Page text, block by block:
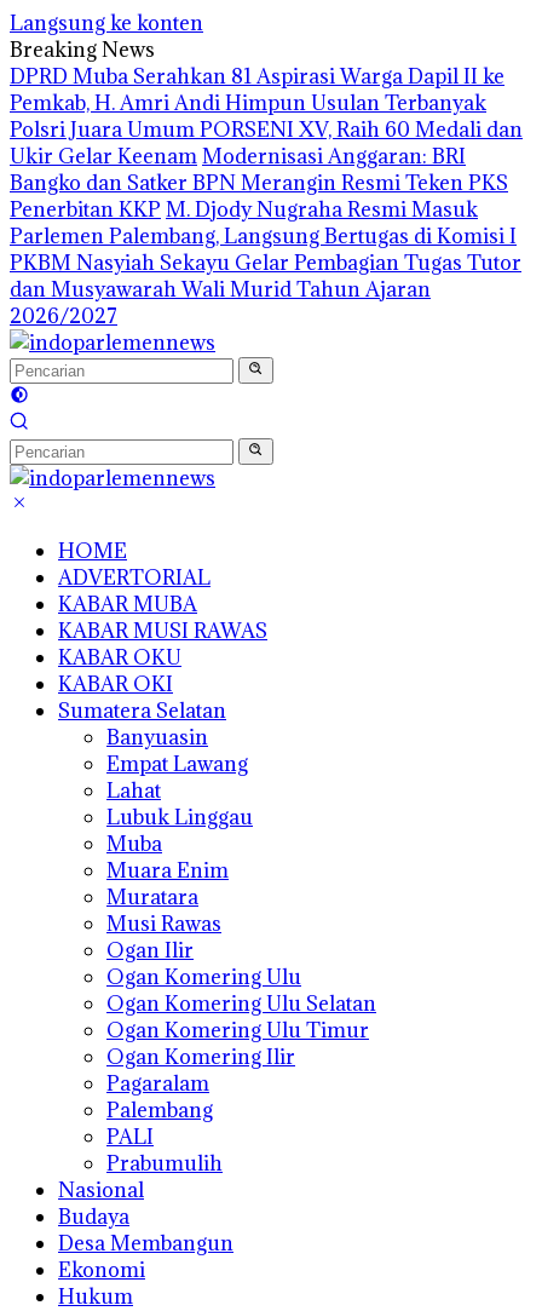
Langsung ke konten
Breaking News
DPRD Muba Serahkan 81 Aspirasi Warga Dapil II ke
Pemkab, H. Amri Andi Himpun Usulan Terbanyak
Polsri Juara Umum PORSENI XV, Raih 60 Medali dan
Ukir Gelar KeenamModernisasi Anggaran: BRI
Bangko dan Satker BPN Merangin Resmi Teken PKS
Penerbitan KKP M. Djody Nugraha Resmi Masuk
Parlemen Palembang, Langsung Bertugas di Komisi I
PKBM Nasyiah Sekayu Gelar Pembagian Tugas Tutor
dan Musyawarah Wali Murid Tahun Ajaran
2026/2027
HOME
ADVERTORIAL
KABAR MUBA
KABAR MUSI RAWAS
KABAR OKU
KABAR OKI
Sumatera Selatan
Banyuasin
Empat Lawang
Lahat
Lubuk Linggau
Muba
Muara Enim
Muratara
Musi Rawas
Ogan Ilir
Ogan Komering Ulu
Ogan Komering Ulu Selatan
Ogan Komering Ulu Timur
Ogan Komering Ilir
Pagaralam
Palembang
PALI
Prabumulih
Nasional
Budaya
Desa Membangun
Ekonomi
Hukum